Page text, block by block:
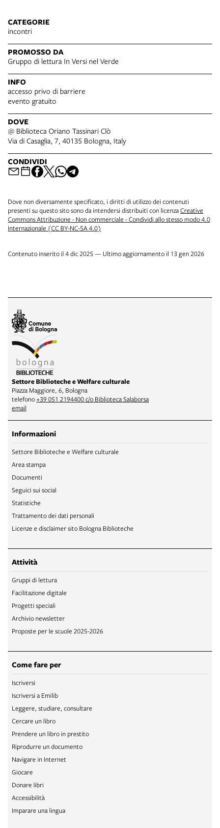
CATEGORIE
incontri
PROMOSSO DA
Gruppo di lettura In Versi nel Verde
INFO
accesso privo di barriere
evento gratuito
DOVE
@ Biblioteca Oriano Tassinari Clò
Via di Casaglia, 7, 40135 Bologna, Italy
CONDIVIDI
Dove non diversamente specificato, i diritti di utilizzo dei contenuti
presenti su questo sito sono da intendersi distribuiti con licenzaCreative
Commons Attribuzione - Non commerciale - Condividi allo stesso modo 4.0
Internazionale (CC BY-NC-SA 4.0)
Contenuto inserito il 4 dic 2025 — Ultimo aggiornamento il 13 gen 2026
Settore Biblioteche e Welfare culturale
Piazza Maggiore, 6, Bologna
telefono+39 051 2194400 c/o Biblioteca Salaborsa
email
Informazioni
Settore Biblioteche e Welfare culturale
Area stampa
Documenti
Seguici sui social
Statistiche
Trattamento dei dati personali
Licenze e disclaimer sito Bologna Biblioteche
Attività
Gruppi di lettura
Facilitazione digitale
Progetti speciali
Archivio newsletter
Proposte per le scuole 2025-2026
Come fare per
Iscriversi
Iscriversi a Emilib
Leggere, studiare, consultare
Cercare un libro
Prendere un libro in prestito
Riprodurre un documento
Navigare in Internet
Giocare
Donare libri
Accessibilità
Imparare una lingua